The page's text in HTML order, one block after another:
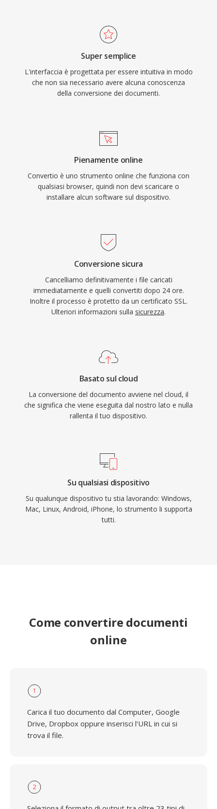
Super semplice
L'interfaccia è progettata per essere intuitiva in modo
che non sia necessario avere alcuna conoscenza
della conversione dei documenti.
Pienamente online
Convertio è uno strumento online che funziona con
qualsiasi browser, quindi non devi scaricare o
installare alcun software sul dispositivo.
Conversione sicura
Cancelliamo definitivamente i file caricati
immediatamente e quelli convertiti dopo 24 ore.
Inoltre il processo è protetto da un certificato SSL.
Ulteriori informazioni sulla sicurezza.
Basato sul cloud
La conversione del documento avviene nel cloud, il
che significa che viene eseguita dal nostro lato e nulla
rallenta il tuo dispositivo.
Su qualsiasi dispositivo
Su qualunque dispositivo tu stia lavorando: Windows,
Mac, Linux, Android, iPhone, lo strumento li supporta
tutti.
Come convertire documenti
online
1
Carica il tuo documento dal Computer, Google
Drive, Dropbox oppure inserisci l'URL in cui si
trova il file.
2